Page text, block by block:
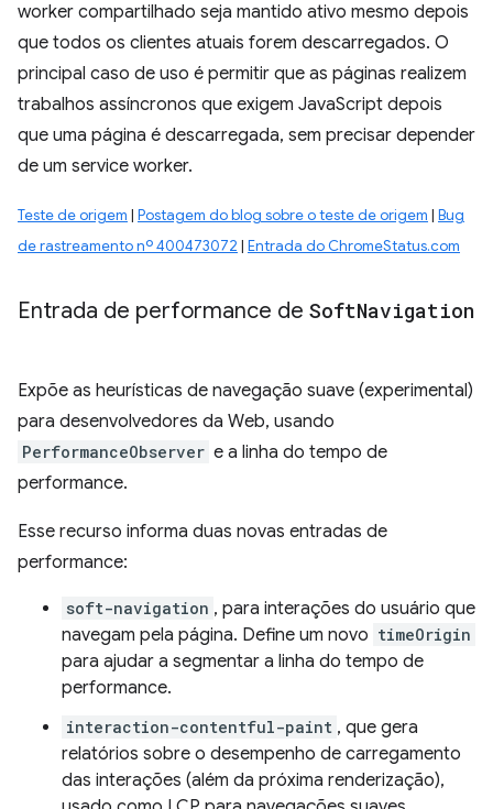
worker compartilhado seja mantido ativo mesmo depois
que todos os clientes atuais forem descarregados. O
principal caso de uso é permitir que as páginas realizem
trabalhos assíncronos que exigem JavaScript depois
que uma página é descarregada, sem precisar depender
de um service worker.
Teste de origem | Postagem do blog sobre o teste de origem | Bug
de rastreamento nº 400473072 | Entrada do ChromeStatus.com
Entrada de performance de SoftNavigation
Expõe as heurísticas de navegação suave (experimental)
para desenvolvedores da Web, usando
PerformanceObserver e a linha do tempo de
performance.
Esse recurso informa duas novas entradas de
performance:
soft-navigation , para interações do usuário que
navegam pela página. Define um novo timeOrigin
para ajudar a segmentar a linha do tempo de
performance.
interaction-contentful-paint , que gera
relatórios sobre o desempenho de carregamento
das interações (além da próxima renderização),